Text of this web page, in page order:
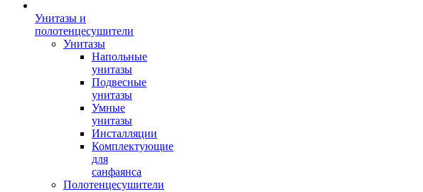
Унитазы и
полотенцесушители
Унитазы
Напольные
унитазы
Подвесные
унитазы
Умные
унитазы
Инсталляции
Комплектующие
для
санфаянса
Полотенцесушители